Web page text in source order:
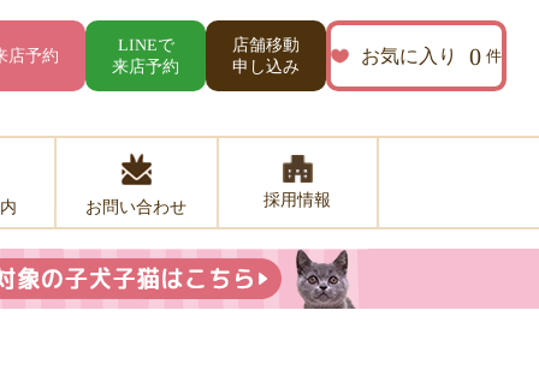
店予約
LINEで
来店予約
店舗移動
申し込み
お気に入り 0 件
お問い合わせ 採用情報